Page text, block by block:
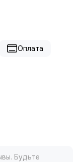
Оплата
Будьте